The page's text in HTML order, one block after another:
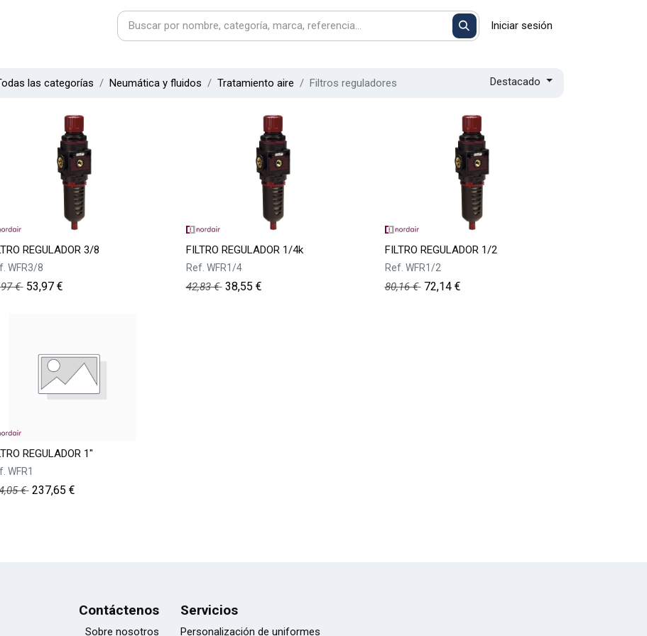
Iniciar sesión
las categorías Neumática y fluidos Tratamiento aire Filtros reguladores Destacado
REGULADOR 3/8
WFR3/8
€ 53,97€
FILTRO REGULADOR 1/4k
Ref. WFR1/4
42,83€ 38,55 €
FILTRO REGULADOR 1/2
Ref. WFR1/2
80,16€ 72,14€
REGULADOR 1"
WFR1
€ 237,65 €
Contáctenos
Sobre nosotros
Servicios
Personalización de uniformes